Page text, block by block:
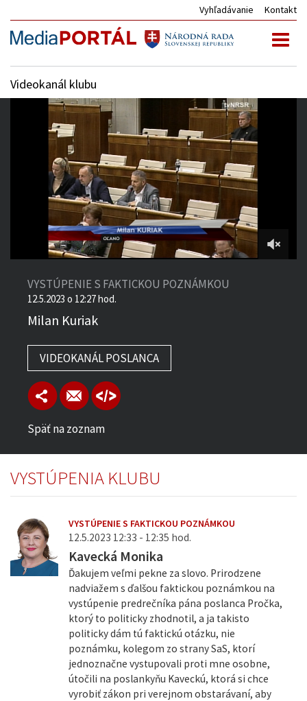
Vyhľadávanie Kontakt
Videokanál klubu
7:06:02
VYSTÚPENIE S FAKTICKOU POZNÁMKOU
12.5.2023 o 12:27 hod.
Milan Kuriak
VIDEOKANÁL POSLANCA
Späť na zoznam
VYSTÚPENIA KLUBU
VYSTÚPENIE S FAKTICKOU POZNÁMKOU
12.5.2023 12:33 - 12:35 hod.
Kavecká Monika
Ďakujem veľmi pekne za slovo. Prirodzene
nadviažem s ďalšou faktickou poznámkou na
vystúpenie predrečníka pána poslanca Pročka,
ktorý to politicky zhodnotil, a ja takisto
politicky dám tú faktickú otázku, nie
poznámku, kolegom zo strany SaS, ktorí
jednoznačne vystupovali proti mne osobne,
útočili na poslankyňu Kaveckú, ktorá si chce
vyrobiť zákon pri verejnom obstarávaní, aby